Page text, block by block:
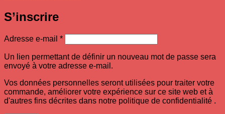
S’inscrire
Adresse e-mail *Obligatoire
Un lien permettant de définir un nouveau mot de passe sera
envoyé à votre adresse e-mail.
Vos données personnelles seront utilisées pour traiter votre
commande, améliorer votre expérience sur ce site web et à
d'autres fins décrites dans notre politique de confidentialité .